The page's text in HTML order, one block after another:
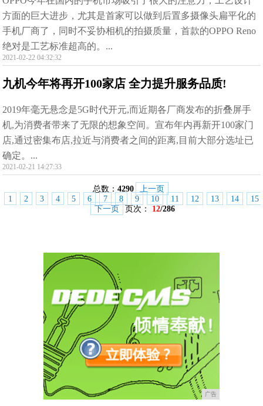
方面的巨大进步，尤其是首家可以做到后置多摄像头扁平化的
手机厂商了，同时不妥协相机的拍摄质量，首款的OPPO Reno
绝对是工艺标准超高的。...
2021-02-22 04:32:32
九机今年将再开100家店 全力提升服务品质!
2019年毫无悬念是5G时代开元,而近期各厂商发布的折叠屏手
机,为消费者带来了无限的想象空间。宣布年内再新开100家门
店,通过密集布店,拉近与消费者之间的距离,目前大部分选址已
确定。...
2021-02-21 14:27:33
总数： 4290
上一页
1
2 3 4 5 6 7 8 9 10 11 12 13 14
15
下一页
页次： 12/286
广告